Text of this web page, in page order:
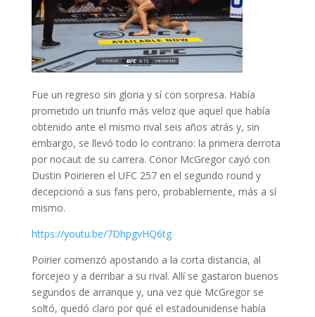
Fue un regreso sin gloria y sí con sorpresa. Había
prometido un triunfo más veloz que aquel que había
obtenido ante el mismo rival seis años atrás y, sin
embargo, se llevó todo lo contrario: la primera derrota
por nocaut de su carrera. Conor McGregor cayó con
Dustin Poirieren el UFC 257 en el segundo round y
decepcionó a sus fans pero, probablemente, más a sí
mismo.
https://youtu.be/7DhpgvHQ6tg
Poirier comenzó apostando a la corta distancia, al
forcejeo y a derribar a su rival. Allí se gastaron buenos
segundos de arranque y, una vez que McGregor se
soltó, quedó claro por qué el estadounidense había